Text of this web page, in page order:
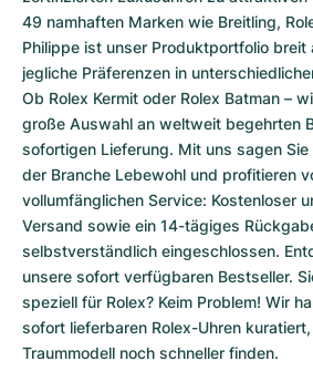
49 namhaften Marken wie Breitling,
Philippe ist unser Produktportfolio
jegliche Präferenzen in
Ob Rolex Kermit oder Rolex Batman –
große Auswahl an weltweit begehrten
sofortigen Lieferung. Mit uns sagen
der Branche Lebewohl und profitieren
vollumfänglichen Service: Kostenloser
Versand sowie ein 14-tägiges
selbstverständlich eingeschlossen.
unsere sofort verfügbaren Bestseller.
speziell für Rolex? Keim Problem! Wir
sofort lieferbaren Rolex-Uhren
Traummodell noch schneller finden.